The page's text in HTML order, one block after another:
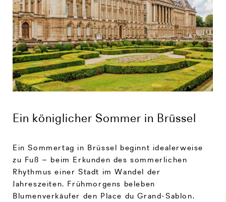
Ein königlicher Sommer in Brüssel
Ein Sommertag in Brüssel beginnt idealerweise
zu Fuß – beim Erkunden des sommerlichen
Rhythmus einer Stadt im Wandel der
Jahreszeiten. Frühmorgens beleben
Blumenverkäufer den Place du Grand-Sablon,